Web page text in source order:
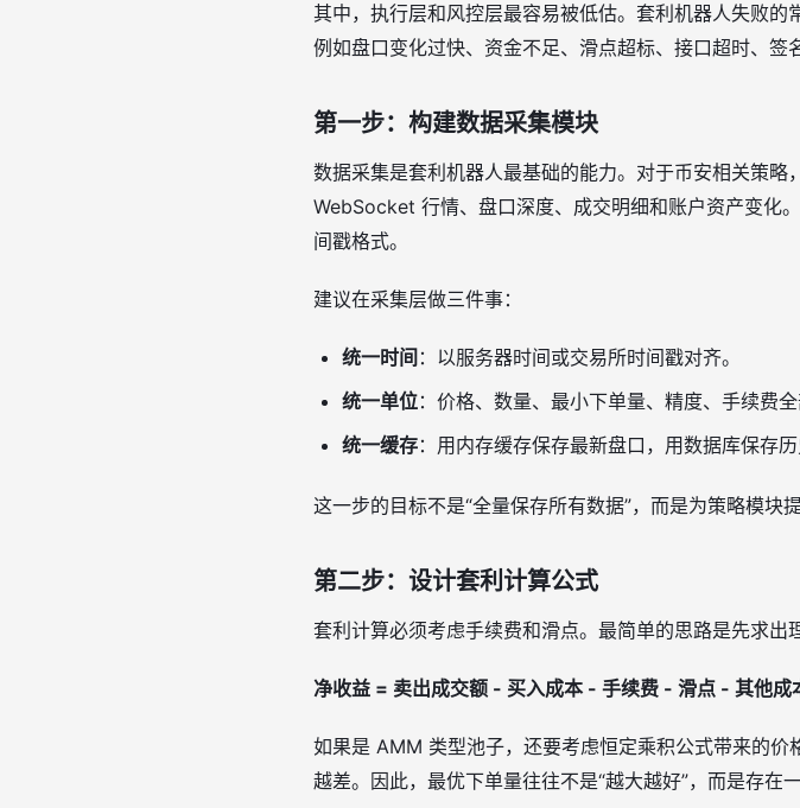
其中，执行层和风控层最容易被低估。套利机器人失败的
例如盘口变化过快、资金不足、滑点超标、接口超时、签
第一步：构建数据采集模块
数据采集是套利机器人最基础的能力。对于币安相关策
WebSocket 行情、盘口深度、成交明细和账户资产变化
间戳格式。
建议在采集层做三件事：
统一时间 ：以服务器时间或交易所时间戳对齐。
统一单位：价格、数量、最小下单量、精度、手续费全
统一缓存：用内存缓存保存最新盘口，用数据库保存历
这一步的目标不是“全量保存所有数据”，而是为策略模块
第二步：设计套利计算公式
套利计算必须考虑手续费和滑点。最简单的思路是先求出
净收益 = 卖出成交额 - 买入成本 - 手续费 - 滑点 - 其他成
如果是 AMM 类型池子，还要考虑恒定乘积公式带来的
越差。因此，最优下单量往往不是“越大越好”，而是存在